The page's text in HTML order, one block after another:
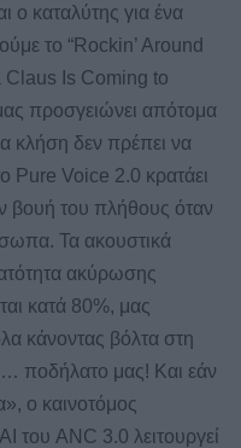
ο καταλύτης για ένα
το “Rockin’ Around
Claus Is Coming to
προσγειώνει απότομα
κλήση δεν πρέπει να
Pure Voice 2.0 κρατάει
βουή του πλήθους όταν
Τα ακουστικά
ακύρωσης
κατά 80%, μας
κάνοντας βόλτα στη
ποδήλατο μας! Και εάν
o καινοτόμος
του ANC 3.0 λειτουργεί